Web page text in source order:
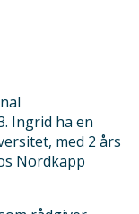
Ingrid ha en
med 2 års
Nordkapp